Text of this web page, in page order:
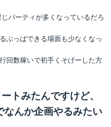
パーティが多くなっているだろ
ぶっぱできる場面も少なくなっ
回数稼いで初手くそげーした方
トみたんですけど、
なんか企画やるみたい